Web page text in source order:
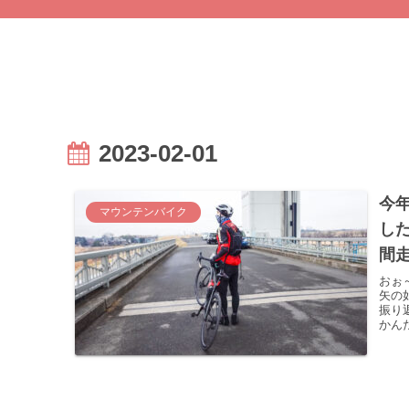
2023-02-01
マウンテンバイク
今
し
間
おぉ
矢の
振り
かん